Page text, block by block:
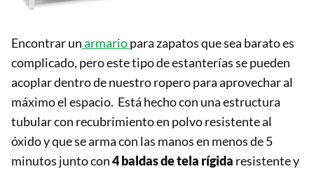
Encontrar unarmariopara zapatos que sea barato es
complicado, pero este tipo de estanterías se pueden
acoplar dentro de nuestro ropero para aprovechar al
máximo el espacio. Está hecho con una estructura
tubular con recubrimiento en polvo resistente al
óxido y que se arma con las manos en menos de 5
minutos junto con4 baldas de tela rígida resistente y